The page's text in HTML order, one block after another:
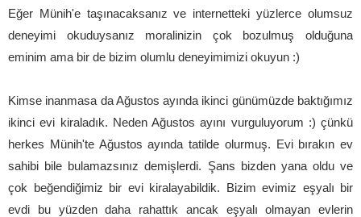
Eğer Münih'e taşınacaksanız ve internetteki yüzlerce olumsuz
deneyimi okuduysanız moralinizin çok bozulmuş olduğuna
eminim ama bir de bizim olumlu deneyimimizi okuyun :)
Kimse inanmasa da Ağustos ayında ikinci günümüzde baktığımız
ikinci evi kiraladık. Neden Ağustos ayını vurguluyorum :) çünkü
herkes Münih'te Ağustos ayında tatilde olurmuş. Evi bırakın ev
sahibi bile bulamazsınız demişlerdi. Şans bizden yana oldu ve
çok beğendiğimiz bir evi kiralayabildik. Bizim evimiz eşyalı bir
evdi bu yüzden daha rahattık ancak eşyalı olmayan evlerin